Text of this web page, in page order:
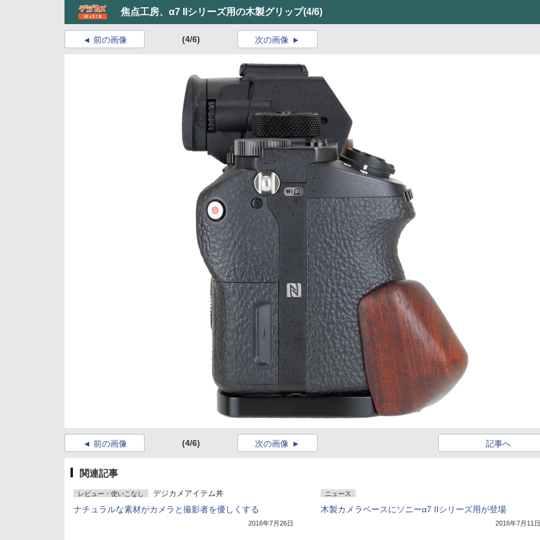
焦点工房、α7 IIシリーズ用の木製グリップ(4/6)
前の画像 (4/6) 次の画像
前の画像 (4/6) 記事へ
次の画像
関連記事
レビュー・使いこなし デジカメアイテム丼
ナチュラルな素材がカメラと撮影者を優しくする
2016年7月26日
ニュース
木製カメラベースにソニーα7 IIシリーズ用が登場
2016年7月11日